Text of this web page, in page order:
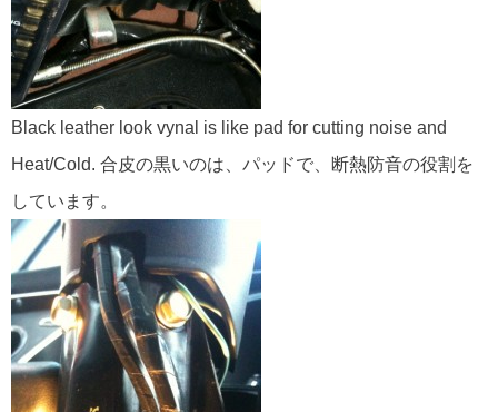
Black leather look vynal is like pad for cutting noise and
Heat/Cold. 合皮の黒いのは、パッドで、断熱防音の役割を
しています。